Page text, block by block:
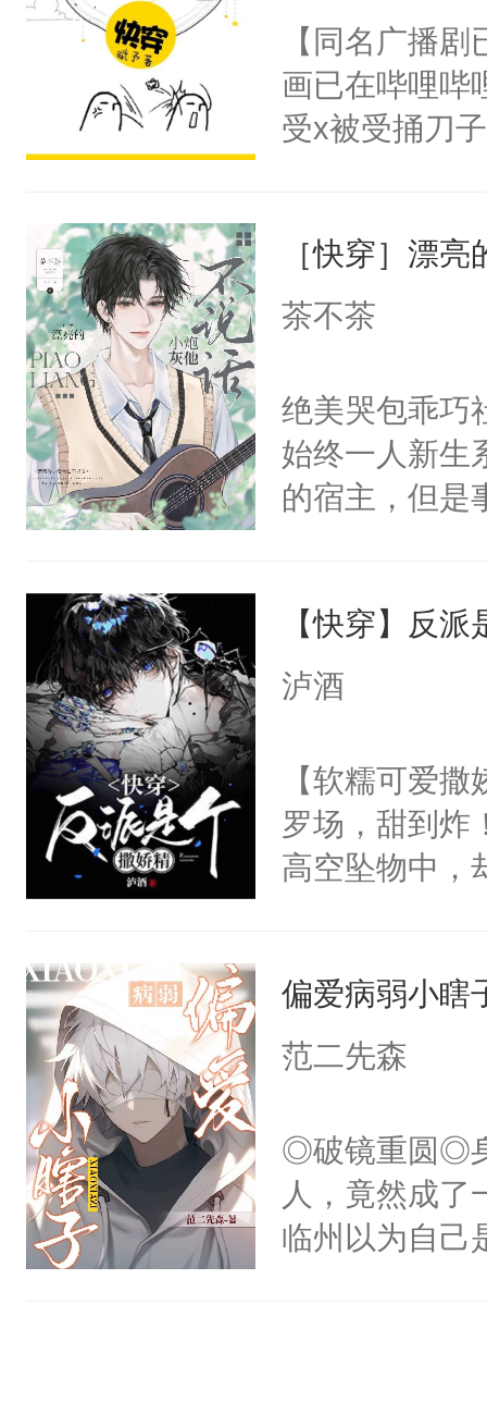
名蛇蛇，跟
不知道，那小
头，魔尊墨宴
宴：柳折枝你
们竟然欺负
宴：要不你
来……“蛇蛇，
堂魔尊……行
位，当日就抢
神偏执：不许
种威胁手段
他是社恐，墨
不出去啊
【同名广播
画已在哔哩哔
受x被受捅刀
病，一个个
上了还是无动
间变脸背叛他
的恶事他都对
一个权力滔天
右男主又报复
他说：【您
年，存活下
再说一遍。】
［快穿］漂
茶不茶
绝美哭包乖巧
始终一人新生
的宿主，但
你，打他一
右脸欠踹$￥
前，抬手摸
句：“魂淡！”
血：可爱，
阴恻恻的看着
点头：“你自
谁！”反正有
打工的！小
了！尼玛！到
【快穿】反
泸酒
【软糯可爱
罗场，甜到炸
高空坠物中，
在一起！”温
的矜贵男人，
的细腰眼角阴
到我干你了。
将自己的计划
后称霸世界！
偏爱病弱小瞎
范二先森
◎破镜重圆◎
人，竟然成了
临州以为自己